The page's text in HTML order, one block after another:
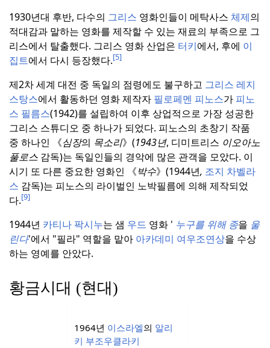
1930년대 후반, 다수의 그리스 영화인들이 메탁사스 체제의
적대감과 말하는 영화를 제작할 수 있는 재료의 부족으로 그
리스에서 탈출했다. 그리스 영화 산업은 터키에서, 후에 이
집트에서 다시 등장했다.[5]
제2차 세계 대전 중 독일의 점령에도 불구하고 그리스 레지
스탕스에서 활동하던 영화 제작자 필로페멘 피노스가 피노
스 필름스(1942)를 설립하여 이후 상업적으로 가장 성공한
그리스 스튜디오 중 하나가 되었다. 피노스의 초창기 작품
중 하나인 《심장의 목소리》(1943년, 디미트리스 이오아노
풀로스 감독)는 독일인들의 경악에 많은 관객을 모았다. 이
시기 또 다른 중요한 영화인 《박수》(1944년, 조지 차벨라
스 감독)는 피노스의 라이벌인 노박필름에 의해 제작되었
다.[9]
1944년 카티나 팍시누는 샘 우드 영화 ' 누구를 위해 종을 울
린다'에서 "필라" 역할을 맡아 아카데미 여우조연상을 수상
하는 영예를 안았다.
황금시대 (현대)
1964년 이스라엘의 알리
키 부조우클라키